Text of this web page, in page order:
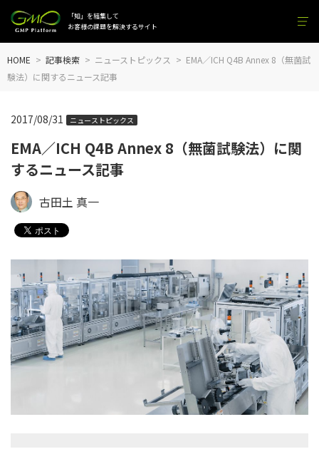
「知」を結集して
お客様の課題を解決するサイト
HOME 記事検索 ニューストピックス
EMA／ICH Q4B Annex 8（無菌試
験法）に関するニュース記事
EMA／ICH Q4B Annex 8（無菌試験法）に関
するニュース記事
2017/08/31 ニューストピックス
古田土 真一